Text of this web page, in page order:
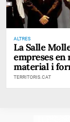
ALTRES
La Salle
empreses
material i
TERRITORIS.CAT